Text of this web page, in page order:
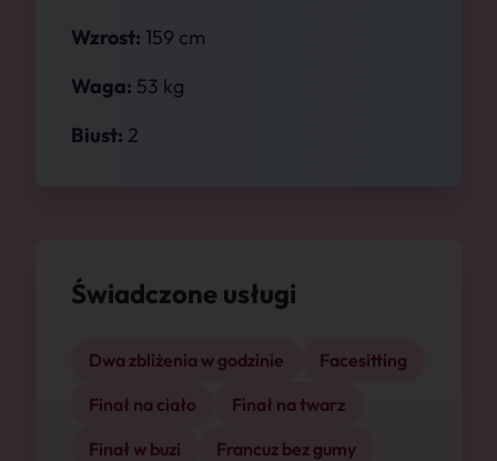
Wzrost: 159 cm
Waga: 53 kg
Biust: 2
Świadczone usługi
Dwa zbliżenia w godzinie
Facesitting
Finał na ciało
Finał na twarz
Finał w buzi
Francuz bez gumy